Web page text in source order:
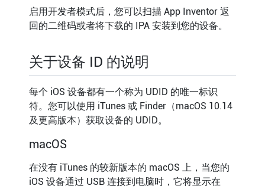
启用开发者模式后，您可以扫描 App Inventor 返
回的二维码或者将下载的 IPA 安装到您的设备。
关于设备 ID 的说明
每个 iOS 设备都有一个称为 UDID 的唯一标识
符。您可以使用 iTunes 或 Finder（macOS 10.14
及更高版本）获取设备的 UDID。
macOS
在没有 iTunes 的较新版本的 macOS 上，当您的
iOS 设备通过 USB 连接到电脑时，它将显示在